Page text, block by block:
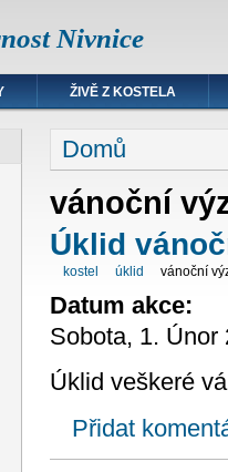
Nivnice
ŽIVĚ Z KOSTELA
Domů
vánoční
Úklid
kostel úklid vánoční
Datum akce:
Sobota, 1. Únor
Úklid veškeré
Přidat